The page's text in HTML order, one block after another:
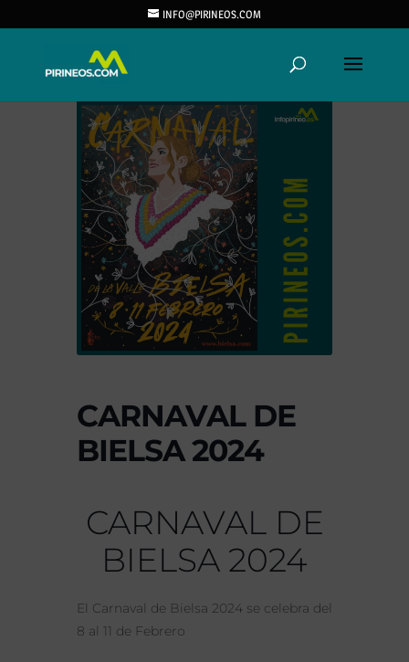
INFO@PIRINEOS.COM
CARNAVAL DE
BIELSA 2024
CARNAVAL DE
BIELSA 2024
El Carnaval de Bielsa 2024 se celebra del
8 al 11 de Febrero